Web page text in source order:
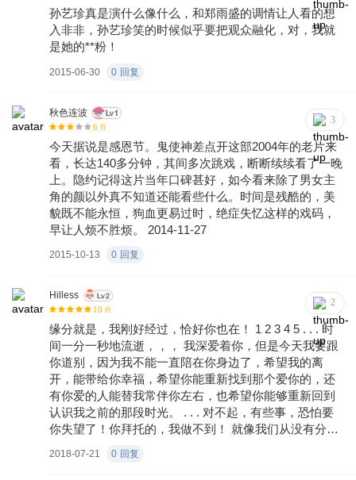
孙艺珍真是演什么像什么，和郑雨盛的调情让人看的想
入非非，孙艺珍笑的时候似乎要把观众融化，对，我就
是她的**粉！
2015-06-30 0 回复
秋色连波
6 分
3
今天据说是感恩节。鬼使神差点开这部2004年的老片来
看，长达140多分钟，其间多次跳戏，断断续续看了一晚
上。隐约记得这片当年口碑甚好，如今看来除了男女主
角的颜以外真不知道还能看些什么。时间是残酷的，美
貌既不能永恒，狗血更易过时，绝症失忆这样的戏码，
早让人烦不胜烦。 2014-11-27
2015-10-13 0 回复
Hilless
10 分
2
缘分就是，我刚好经过，恰好你也在！ 1 2 3 4 5 . . . 时
间一分一秒地流逝，，， 我深爱着你，但是今天我要跟
你道别，因为我不能一直陪在你身边了，希望我的离
开，能带给你幸福，希望你能重新找到那个爱你的，还
有你爱的人能替我常伴你左右，也希望你能够重新回到
认识我之前的那段时光。 . . . 对不起，有些事，恐怕要
你失望了！你拜托的，我做不到！ 就像我们从没有分开
2018-07-21 0 回复